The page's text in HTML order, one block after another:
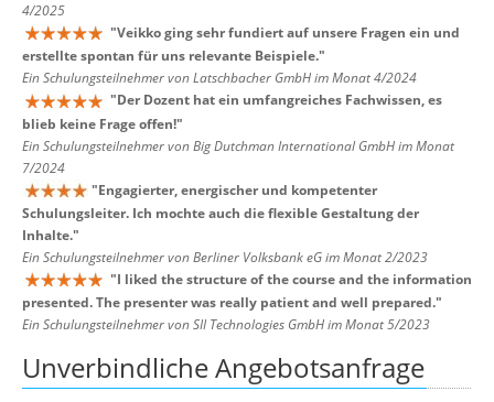
4/2025
"Veikko ging sehr fundiert auf unsere Fragen ein und
erstellte spontan für uns relevante Beispiele."
Ein Schulungsteilnehmer von Latschbacher GmbH im Monat 4/2024
"Der Dozent hat ein umfangreiches Fachwissen, es
blieb keine Frage offen!"
Ein Schulungsteilnehmer von Big Dutchman International GmbH im Monat
7/2024
"Engagierter, energischer und kompetenter
Schulungsleiter. Ich mochte auch die flexible Gestaltung der
Inhalte."
Ein Schulungsteilnehmer von Berliner Volksbank eG im Monat 2/2023
"I liked the structure of the course and the information
presented. The presenter was really patient and well prepared."
Ein Schulungsteilnehmer von SII Technologies GmbH im Monat 5/2023
Unverbindliche Angebotsanfrage